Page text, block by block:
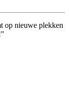
op nieuwe plekken